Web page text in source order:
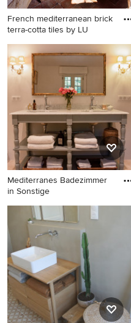
French mediterranean brick
terra-cotta tiles by LU
Mediterranes Badezimmer in
Sonstige
Mediterranes Badezimmer
in Sonstige
Mediterranes Badezimmer in
Sonstige